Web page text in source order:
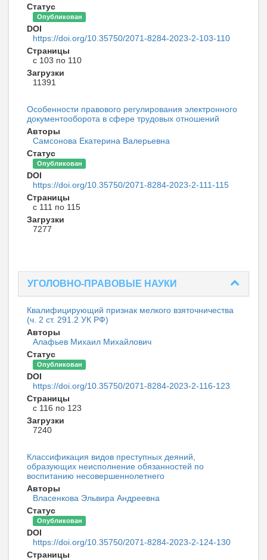
Статус
Опубликован
DOI
https://doi.org/10.35750/2071-8284-2023-2-103-110
Страницы
с 103 по 110
Загрузки
11391
Особенности правового регулирования электронного
документооборота в сфере трудовых отношений
Авторы
Самсонова Екатерина Валерьевна
Статус
Опубликован
DOI
https://doi.org/10.35750/2071-8284-2023-2-111-115
Страницы
с 111 по 115
Загрузки
7277
УГОЛОВНО-ПРАВОВЫЕ НАУКИ
Квалифицирующий признак мелкого взяточничества
(ч. 2 ст. 291.2 УК РФ)
Авторы
Алафьев Михаил Михайлович
Статус
Опубликован
DOI
https://doi.org/10.35750/2071-8284-2023-2-116-123
Страницы
с 116 по 123
Загрузки
7240
Классификация видов преступных деяний,
образующих неисполнение обязанностей по
воспитанию несовершеннолетнего
Авторы
Власенкова Эльвира Андреевна
Статус
Опубликован
DOI
https://doi.org/10.35750/2071-8284-2023-2-124-130
Страницы